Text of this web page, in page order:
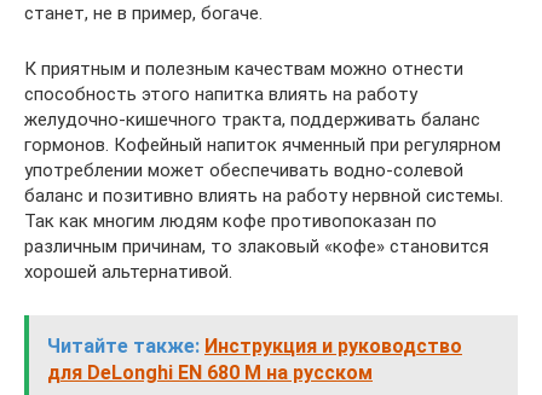
станет, не в пример, богаче.
К приятным и полезным качествам можно отнести
способность этого напитка влиять на работу
желудочно-кишечного тракта, поддерживать баланс
гормонов. Кофейный напиток ячменный при регулярном
употреблении может обеспечивать водно-солевой
баланс и позитивно влиять на работу нервной системы.
Так как многим людям кофе противопоказан по
различным причинам, то злаковый «кофе» становится
хорошей альтернативой.
Читайте также: Инструкция и руководство
для DeLonghi EN 680 M на русском